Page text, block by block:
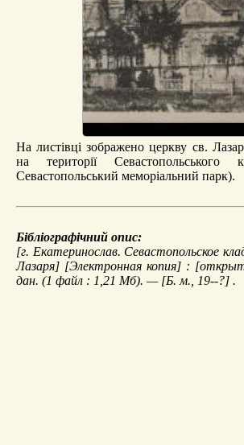
На листівці зображено церкву св.
на території Севастопольського
Севастопольський меморіальний парк).
Бібліографічний опис:
[г. Екатеринослав. Севастопольское
Лазаря] [Электронная копия] :
дан. (1 файл : 1,21 Мб). — [Б. м., 19--?] .